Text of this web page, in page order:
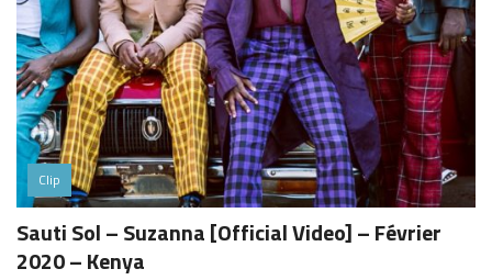
Clip
Sauti Sol – Suzanna [Official Video] – Février
2020 – Kenya